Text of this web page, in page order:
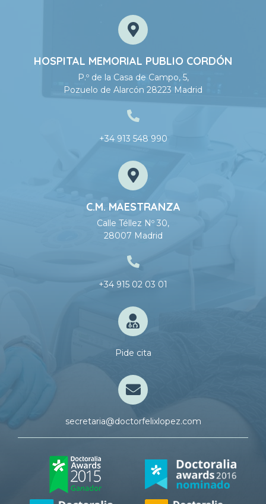
HOSPITAL MEMORIAL PUBLIO CORDÓN
P.º de la Casa de Campo, 5,
Pozuelo de Alarcón 28223 Madrid
+34 913 548 990
C.M. MAESTRANZA
Calle Téllez Nº 30,
28007 Madrid
+34 915 02 03 01
Pide cita
secretaria@doctorfelixlopez.com